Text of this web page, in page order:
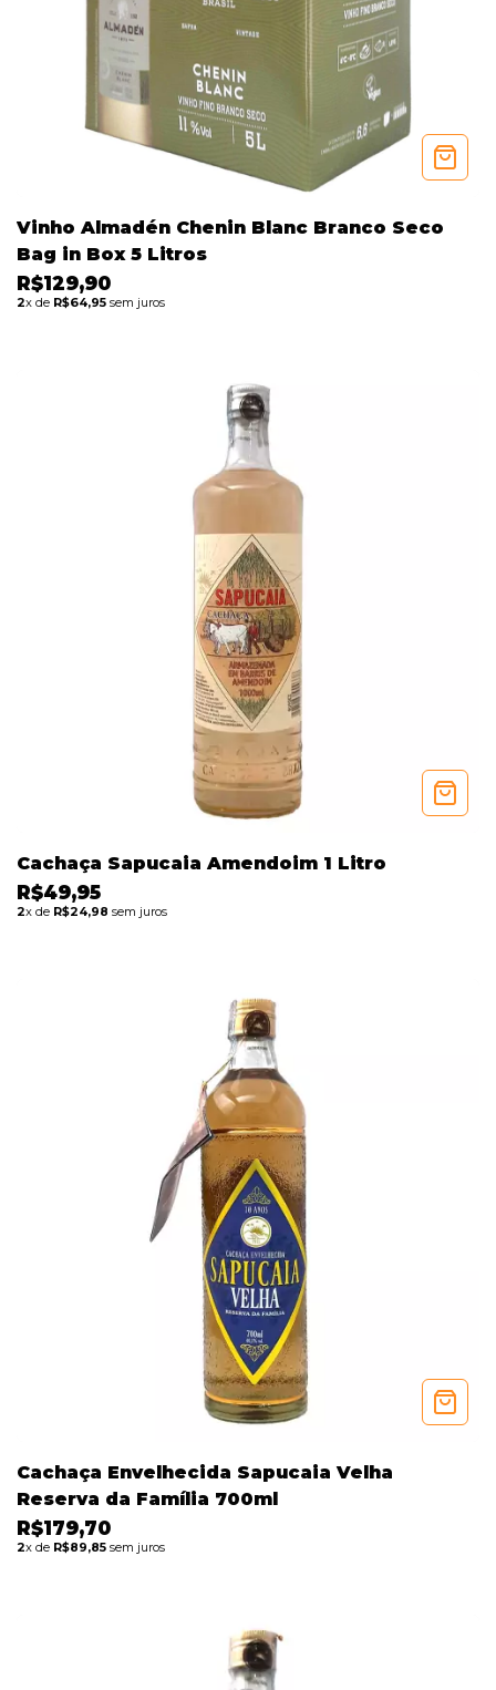
Vinho Almadén Chenin Blanc Branco Seco
Bag in Box 5 Litros
R$129,90
2x de R$64,95 sem juros
Cachaça Sapucaia Amendoim 1 Litro
R$49,95
2x de R$24,98 sem juros
Cachaça Envelhecida Sapucaia Velha
Reserva da Família 700ml
R$179,70
2x de R$89,85 sem juros